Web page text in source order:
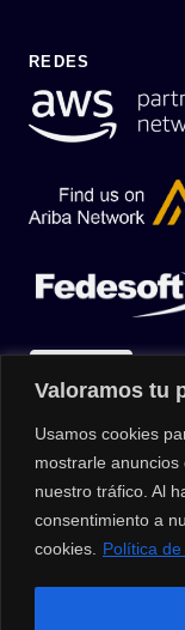
Valoramos tu
Usamos cookies
mostrarle
nuestro tráfico. Al
consentimiento a
cookies.
Política
REDES
© 2026 |Privacy